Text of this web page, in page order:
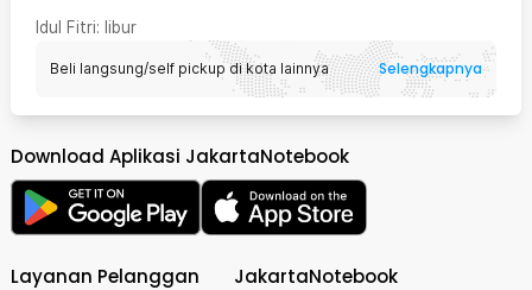
Idul Fitri: libur
Beli langsung/self pickup di kota lainnya Selengkapnya
Download Aplikasi JakartaNotebook
Layanan Pelanggan JakartaNotebook